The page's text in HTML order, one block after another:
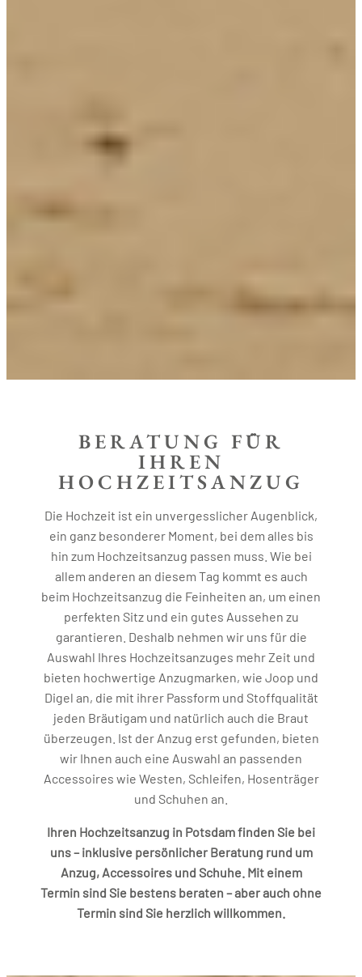
BERATUNG FÜR
IHREN
HOCHZEITSANZUG
Die Hochzeit ist ein unvergesslicher Augenblick,
ein ganz besonderer Moment, bei dem alles bis
hin zum Hochzeitsanzug passen muss. Wie bei
allem anderen an diesem Tag kommt es auch
beim Hochzeitsanzug die Feinheiten an, um einen
perfekten Sitz und ein gutes Aussehen zu
garantieren. Deshalb nehmen wir uns für die
Auswahl Ihres Hochzeitsanzuges mehr Zeit und
bieten hochwertige Anzugmarken, wie Joop und
Digel an, die mit ihrer Passform und Stoffqualität
jeden Bräutigam und natürlich auch die Braut
überzeugen. Ist der Anzug erst gefunden, bieten
wir Ihnen auch eine Auswahl an passenden
Accessoires wie Westen, Schleifen, Hosenträger
und Schuhen an.
Ihren Hochzeitsanzug in Potsdam finden Sie bei
uns – inklusive persönlicher Beratung rund um
Anzug, Accessoires und Schuhe. Mit einem
Termin sind Sie bestens beraten – aber auch ohne
Termin sind Sie herzlich willkommen.